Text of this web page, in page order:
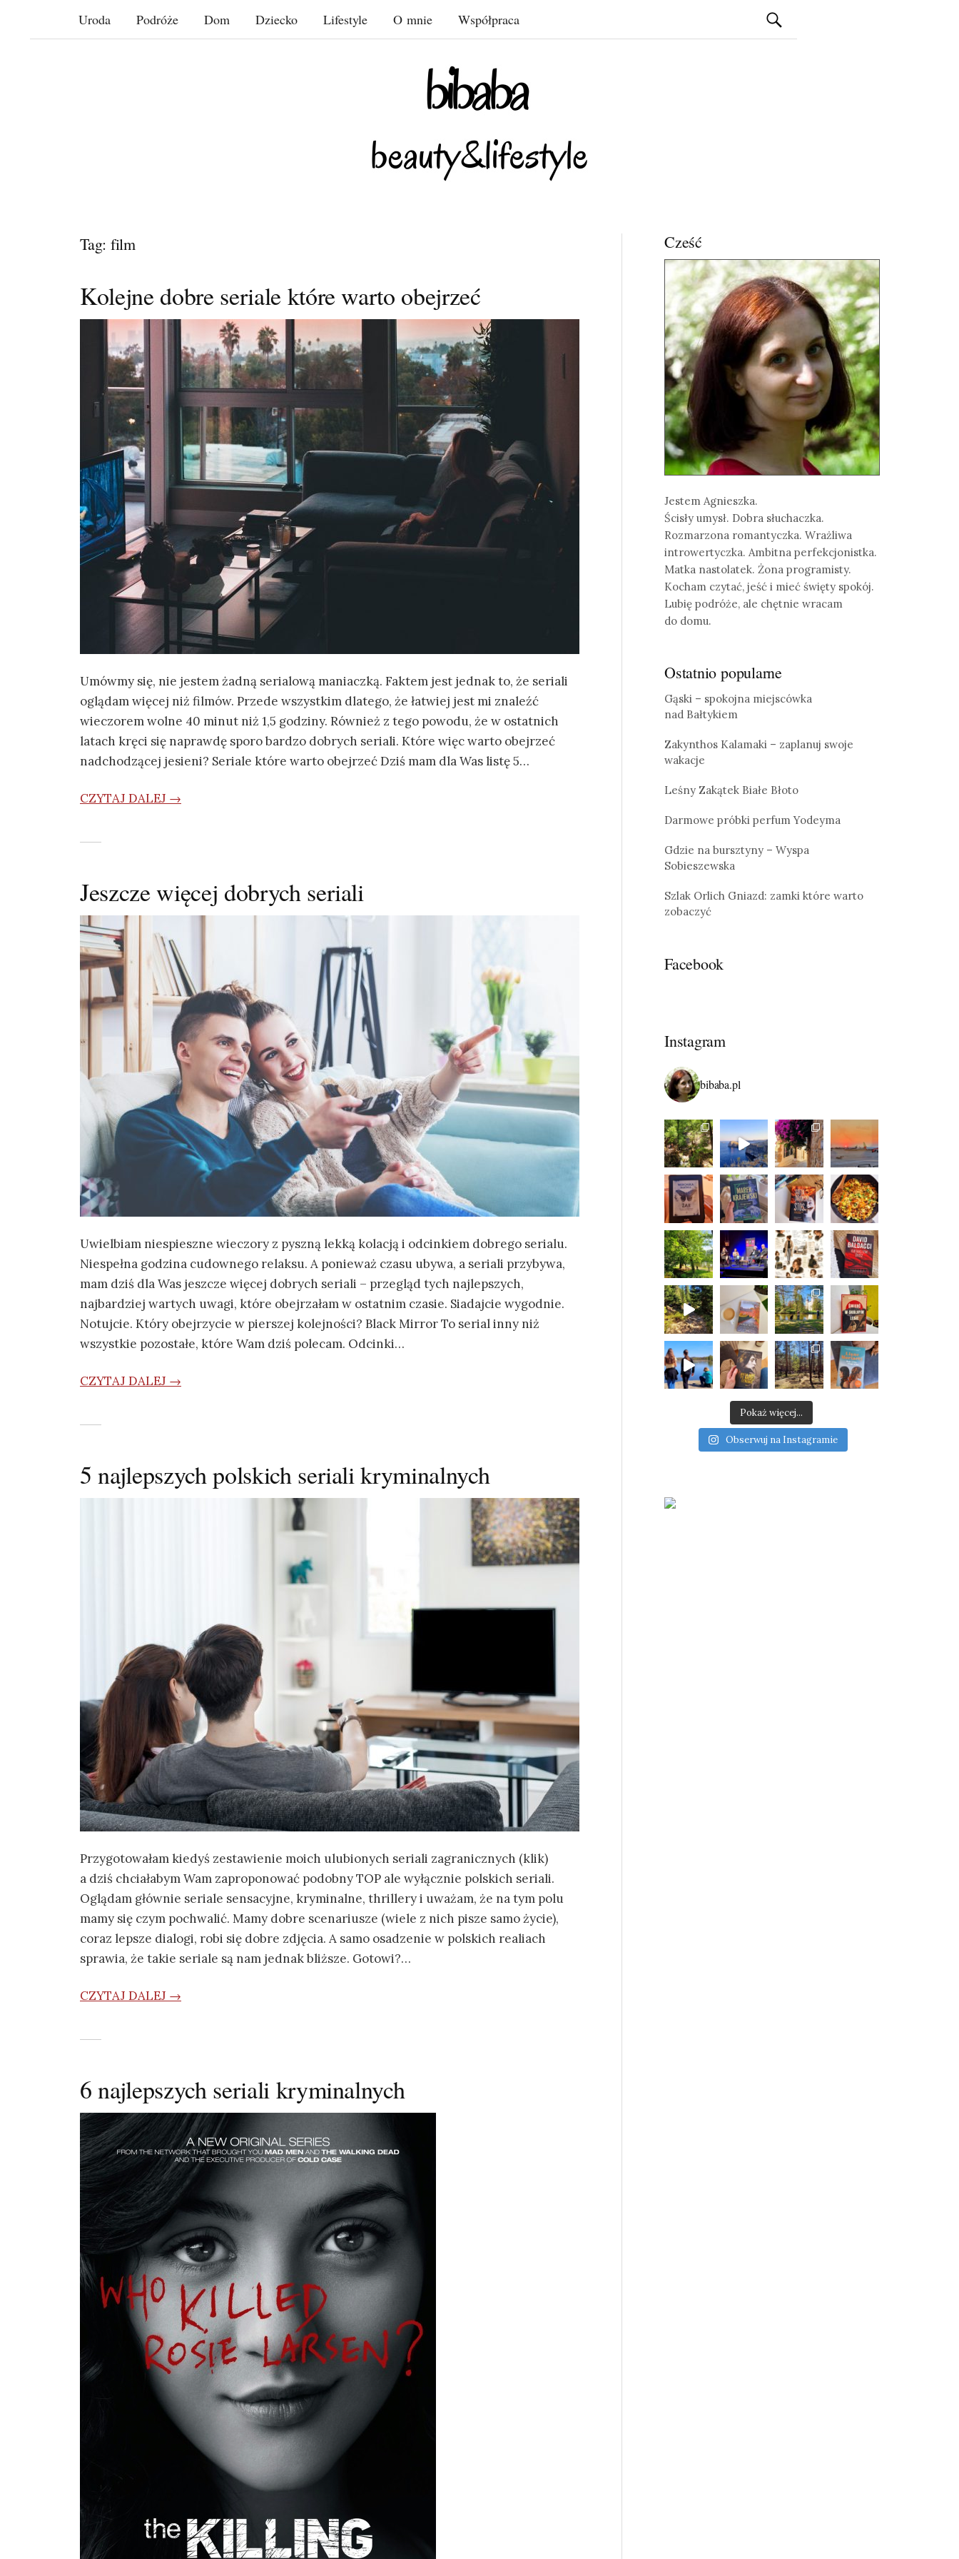
Uroda Podróże Dom Dziecko Lifestyle O mnie Współpraca Szukaj:
Tag: film
Kolejne dobre seriale które warto obejrzeć
Umówmy się, nie jestem żadną serialową maniaczką. Faktem jest jednak to, że seriali
oglądam więcej niż filmów. Przede wszystkim dlatego, że łatwiej jest mi znaleźć
wieczorem wolne 40 minut niż 1,5 godziny. Również z tego powodu, że w ostatnich
latach kręci się naprawdę sporo bardzo dobrych seriali. Które więc warto obejrzeć
nadchodzącej jesieni? Seriale które warto obejrzeć Dziś mam dla Was listę 5…
CZYTAJ DALEJ →
Jeszcze więcej dobrych seriali
Uwielbiam niespieszne wieczory z pyszną lekką kolacją i odcinkiem dobrego serialu.
Niespełna godzina cudownego relaksu. A ponieważ czasu ubywa, a seriali przybywa,
mam dziś dla Was jeszcze więcej dobrych seriali – przegląd tych najlepszych,
najbardziej wartych uwagi, które obejrzałam w ostatnim czasie. Siadajcie wygodnie.
Notujcie. Który obejrzycie w pierszej kolejności? Black Mirror To serial inny niż
wszystkie pozostałe, które Wam dziś polecam. Odcinki…
CZYTAJ DALEJ →
5 najlepszych polskich seriali kryminalnych
Przygotowałam kiedyś zestawienie moich ulubionych seriali zagranicznych (klik)
a dziś chciałabym Wam zaproponować podobny TOP ale wyłącznie polskich seriali.
Oglądam głównie seriale sensacyjne, kryminalne, thrillery i uważam, że na tym polu
mamy się czym pochwalić. Mamy dobre scenariusze (wiele z nich pisze samo życie),
coraz lepsze dialogi, robi się dobre zdjęcia. A samo osadzenie w polskich realiach
sprawia, że takie seriale są nam jednak bliższe. Gotowi?…
CZYTAJ DALEJ →
6 najlepszych seriali kryminalnych
Cześć
Jestem Agnieszka.
Ścisły umysł. Dobra słuchaczka.
Rozmarzona romantyczka. Wrażliwa
introwertyczka. Ambitna perfekcjonistka.
Matka nastolatek. Żona programisty.
Kocham czytać, jeść i mieć święty spokój.
Lubię podróże, ale chętnie wracam
do domu.
Ostatnio popularne
Gąski – spokojna miejscówka
nad Bałtykiem
Zakynthos Kalamaki – zaplanuj swoje
wakacje
Leśny Zakątek Białe Błoto
Darmowe próbki perfum Yodeyma
Gdzie na bursztyny – Wyspa
Sobieszewska
Szlak Orlich Gniazd: zamki które warto
zobaczyć
Facebook
Instagram
bibaba.pl
Pokaż więcej...
Obserwuj na Instagramie